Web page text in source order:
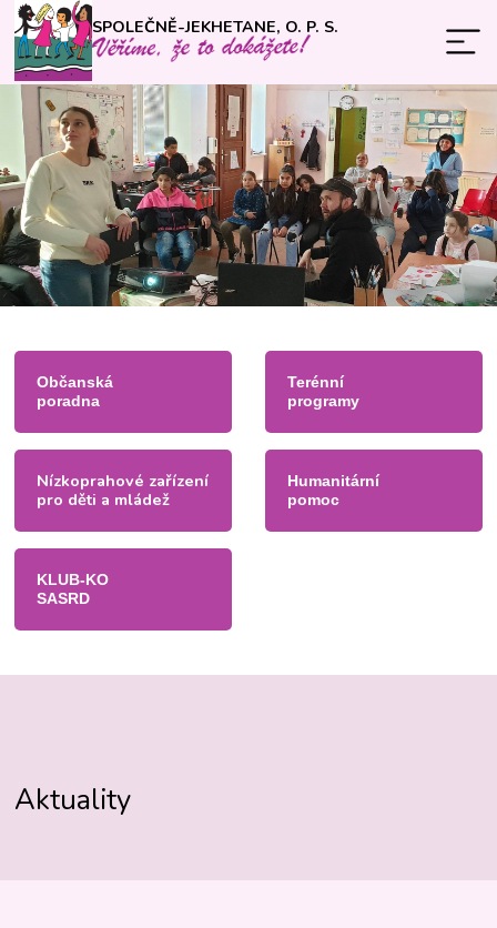
SPOLEČNĚ-JEKHETANE, O. P. S.
Občanská
poradna
Terénní
programy
Nízkoprahové zařízení
pro děti a mládež
Humanitární
pomoc
KLUB-KO
SASRD
Aktuality